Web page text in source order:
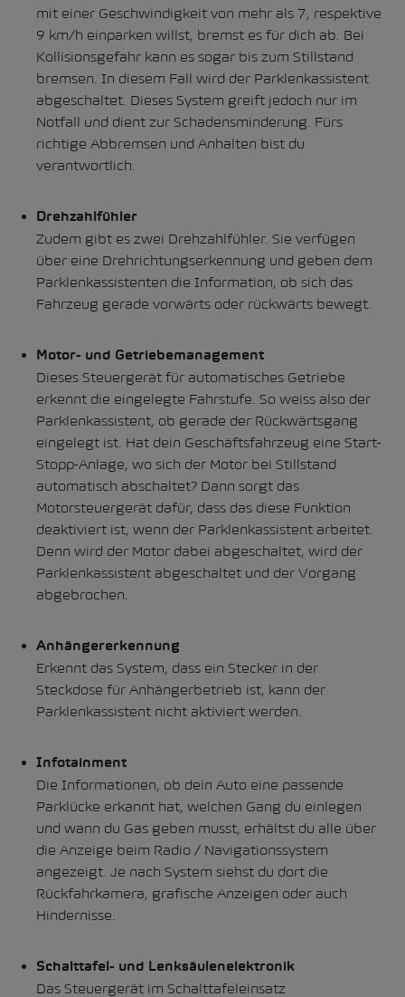
mit einer Geschwindigkeit von mehr als 7, respektive
9 km/h einparken willst, bremst es für dich ab. Bei
Kollisionsgefahr kann es sogar bis zum Stillstand
bremsen. In diesem Fall wird der Parklenkassistent
abgeschaltet. Dieses System greift jedoch nur im
Notfall und dient zur Schadensminderung. Fürs
richtige Abbremsen und Anhalten bist du
verantwortlich.
Drehzahlfühler
Zudem gibt es zwei Drehzahlfühler. Sie verfügen
über eine Drehrichtungserkennung und geben dem
Parklenkassistenten die Information, ob sich das
Fahrzeug gerade vorwärts oder rückwärts bewegt.
Motor- und Getriebemanagement
Dieses Steuergerät für automatisches Getriebe
erkennt die eingelegte Fahrstufe. So weiss also der
Parklenkassistent, ob gerade der Rückwärtsgang
eingelegt ist. Hat dein Geschäftsfahrzeug eine Start-
Stopp-Anlage, wo sich der Motor bei Stillstand
automatisch abschaltet? Dann sorgt das
Motorsteuergerät dafür, dass das diese Funktion
deaktiviert ist, wenn der Parklenkassistent arbeitet.
Denn wird der Motor dabei abgeschaltet, wird der
Parklenkassistent abgeschaltet und der Vorgang
abgebrochen.
Anhängererkennung
Erkennt das System, dass ein Stecker in der
Steckdose für Anhängerbetrieb ist, kann der
Parklenkassistent nicht aktiviert werden.
Infotainment
Die Informationen, ob dein Auto eine passende
Parklücke erkannt hat, welchen Gang du einlegen
und wann du Gas geben musst, erhältst du alle über
die Anzeige beim Radio / Navigationssystem
angezeigt. Je nach System siehst du dort die
Rückfahrkamera, grafische Anzeigen oder auch
Hindernisse.
Schalttafel- und Lenksäulenelektronik
Das Steuergerät im Schalttafeleinsatz